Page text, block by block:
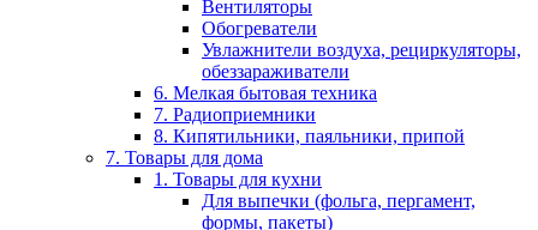
Вентиляторы
Обогреватели
Увлажнители воздуха, рециркуляторы,
обеззараживатели
6. Мелкая бытовая техника
7. Радиоприемники
8. Кипятильники, паяльники, припой
7. Товары для дома
1. Товары для кухни
Для выпечки (фольга, пергамент,
формы, пакеты)